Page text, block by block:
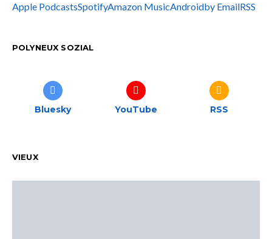
Apple PodcastsSpotifyAmazon MusicAndroidby EmailRSS
POLYNEUX SOZIAL
Bluesky YouTube RSS
VIEUX